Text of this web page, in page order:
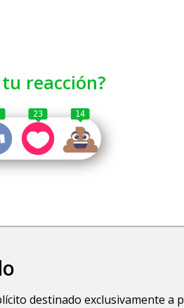
tu reacción?
23 14
destinado exclusivamente a